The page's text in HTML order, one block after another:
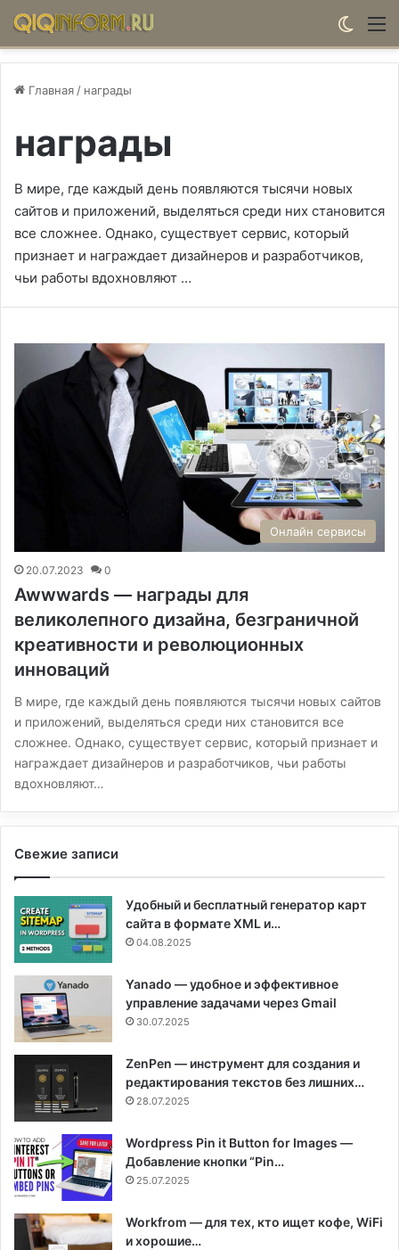
Главная / награды
награды
В мире, где каждый день появляются тысячи новых
сайтов и приложений, выделяться среди них становится
все сложнее. Однако, существует сервис, который
признает и награждает дизайнеров и разработчиков,
чьи работы вдохновляют …
Онлайн сервисы
20.07.2023 0
Awwwards — награды для
великолепного дизайна, безграничной
креативности и революционных
инноваций
В мире, где каждый день появляются тысячи новых сайтов
и приложений, выделяться среди них становится все
сложнее. Однако, существует сервис, который признает и
награждает дизайнеров и разработчиков, чьи работы
вдохновляют…
Свежие записи
Удобный и бесплатный генератор карт
сайта в формате XML и…
04.08.2025
Yanado — удобное и эффективное
управление задачами через Gmail
30.07.2025
ZenPen — инструмент для создания и
редактирования текстов без лишних…
28.07.2025
Wordpress Pin it Button for Images —
Добавление кнопки “Pin…
25.07.2025
Workfrom — для тех, кто ищет кофе, WiFi
и хорошие…